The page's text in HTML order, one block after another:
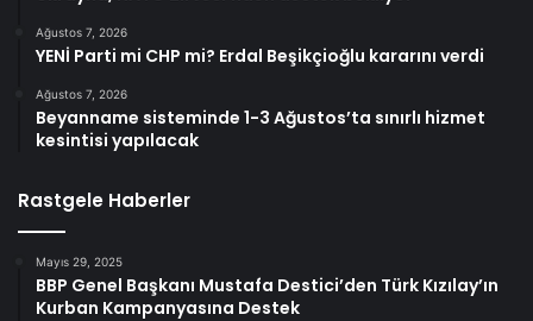
Ağustos 7, 2026
YENİ Parti mi CHP mi? Erdal Beşikçioğlu kararını verdi
Ağustos 7, 2026
Beyanname sisteminde 1-3 Ağustos’ta sınırlı hizmet
kesintisi yapılacak
Rastgele Haberler
Mayıs 29, 2025
BBP Genel Başkanı Mustafa Destici’den Türk Kızılay’ın
Kurban Kampanyasına Destek